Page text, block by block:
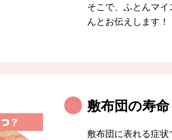
そこで、ふとんマ
んとお伝えします！
敷布団の寿
敷布団に表れる症状